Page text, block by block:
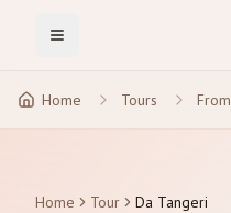
Toggle Menu
Home Tours From
Home Tour Da Tangeri